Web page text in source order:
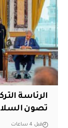
الرئاسة
تصون
قبل 4 ساعات